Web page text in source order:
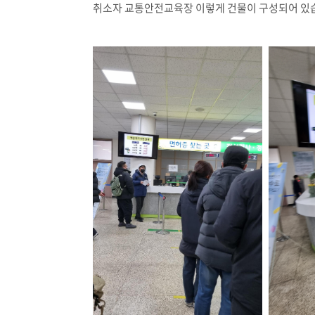
취소자 교통안전교육장 이렇게 건물이 구성되어 있